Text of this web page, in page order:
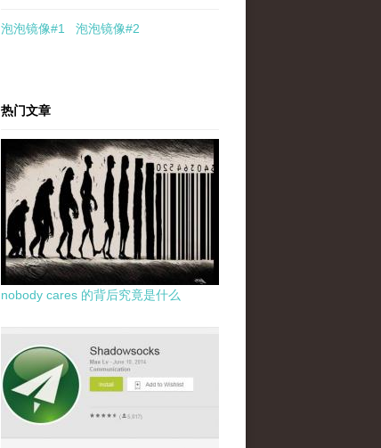
泡泡镜像#1 泡泡镜像#2
热门文章
nobody cares 的背后究竟是什么